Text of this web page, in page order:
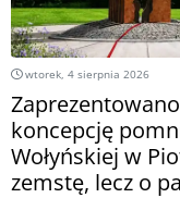
wtorek, 4 sierpnia 2026
koncepcję
Wołyńskiej w
zemstę, lecz o